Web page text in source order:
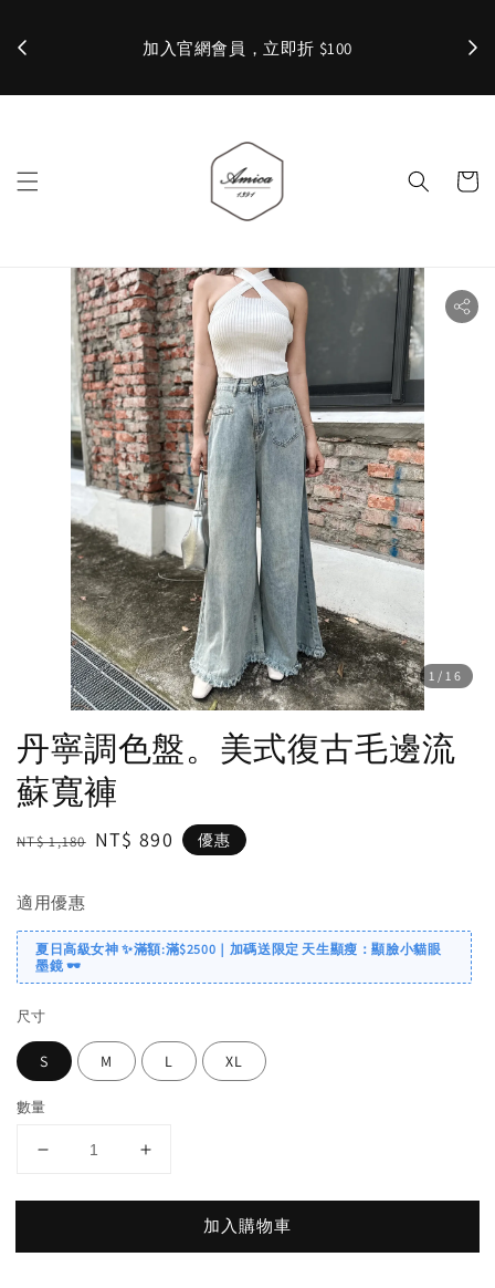
加入官網會員，立即折 $100 ✨
1 /16
丹寧調色盤。美式復古毛邊流
蘇寬褲
Regular
NT$ 1,180 Sale
NT$ 890 優惠
適用優惠
夏日高級女神 ✨滿額:滿$2500｜加碼送限定 天生顯瘦：顯臉小貓眼
墨鏡 🕶️
尺寸
S M L XL
數量
加入購物車